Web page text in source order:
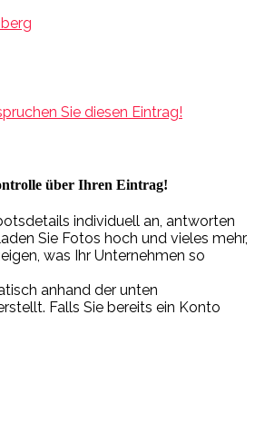
Sie diesen Eintrag!
über Ihren Eintrag!
individuell an, antworten
Sie Fotos hoch und vieles mehr,
was Ihr Unternehmen so
anhand der unten
Falls Sie bereits ein Konto